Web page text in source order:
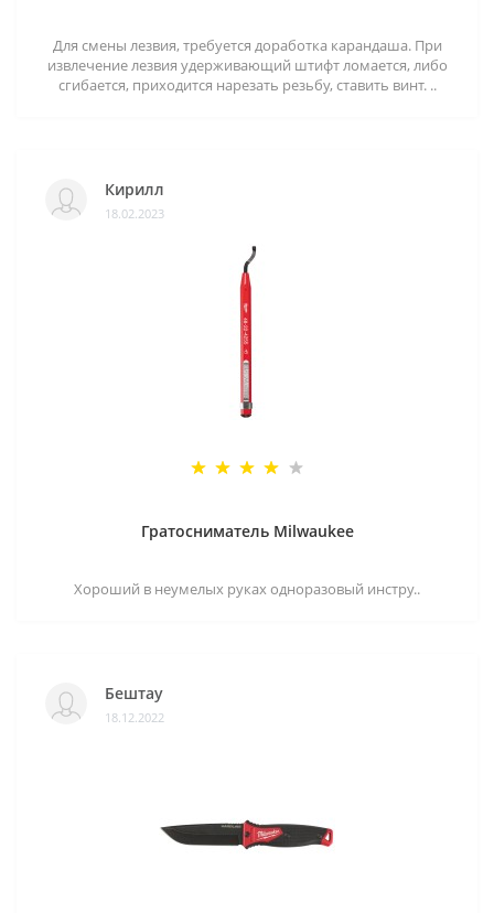
Для смены лезвия, требуется доработка карандаша. При
извлечение лезвия удерживающий штифт ломается, либо
сгибается, приходится нарезать резьбу, ставить винт. ..
Кирилл
18.02.2023
Гратосниматель Milwaukee
Хороший в неумелых руках одноразовый инстру..
Бештау
18.12.2022